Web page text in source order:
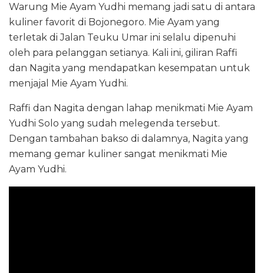
Warung Mie Ayam Yudhi memang jadi satu di antara
kuliner favorit di Bojonegoro. Mie Ayam yang
terletak di Jalan Teuku Umar ini selalu dipenuhi
oleh para pelanggan setianya. Kali ini, giliran Raffi
dan Nagita yang mendapatkan kesempatan untuk
menjajal Mie Ayam Yudhi.
Raffi dan Nagita dengan lahap menikmati Mie Ayam
Yudhi Solo yang sudah melegenda tersebut.
Dengan tambahan bakso di dalamnya, Nagita yang
memang gemar kuliner sangat menikmati Mie
Ayam Yudhi.